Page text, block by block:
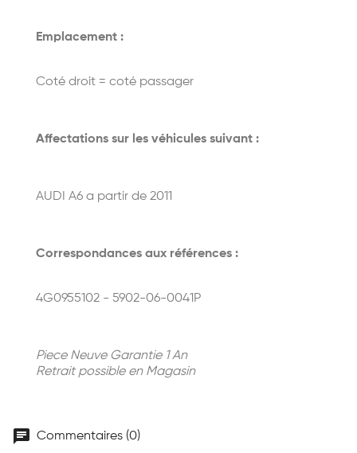
Emplacement :
Coté droit = coté passager
Affectations sur les véhicules suivant :
AUDI A6 a partir de 2011
Correspondances aux références :
4G0955102 - 5902-06-0041P
Piece Neuve Garantie 1 An
Retrait possible en Magasin
chat Commentaires (0)